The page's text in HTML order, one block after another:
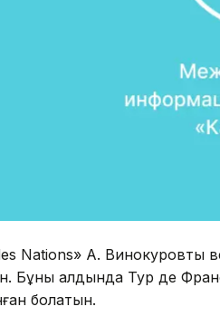
Nations» А. Винокуровтың
Бұның алдында Тур де
болатын.